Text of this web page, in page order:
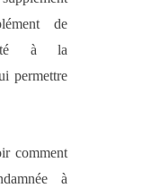
de
à la
permettre
comment
à